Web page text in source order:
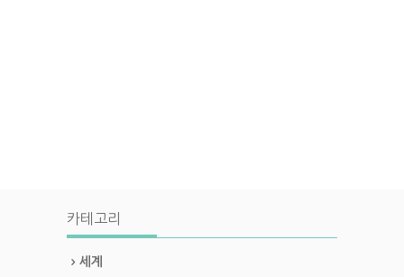
카테고리
세계